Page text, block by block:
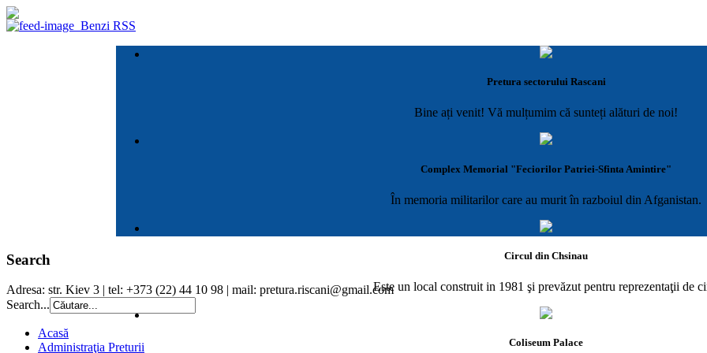
Benzi RSS
Pretura sectorului Rascani
Bine ați venit! Vă mulțumim că sunteți alături de noi!
Complex Memorial "Feciorilor Patriei-Sfinta Amintire"
În memoria militarilor care au murit în razboiul din Afganistan.
Circul din Chsinau
Este un local construit in 1981 şi prevăzut pentru reprezentaţii de
Coliseum Palace
Search
Adresa: str. Kiev 3 | tel: +373 (22) 44 10 98 | mail: pretura.riscani@gmail.com
Search...
Acasă
Administraţia Preturii